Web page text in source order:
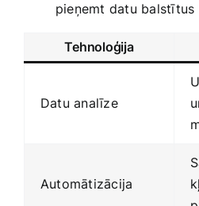
pieņemt datu balstītus
Tehnoloģija
Datu analīze
Automātizācija